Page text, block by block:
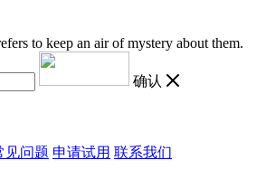
to keep an air of mystery about them.
确认
见问题 申请试用 联系我们